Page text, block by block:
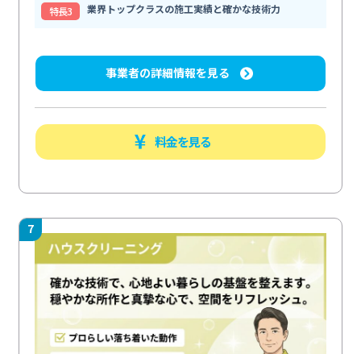
特⻑3
業界トップクラスの施工実績と確かな技術力
事業者の詳細情報を見る
料金を見る
7